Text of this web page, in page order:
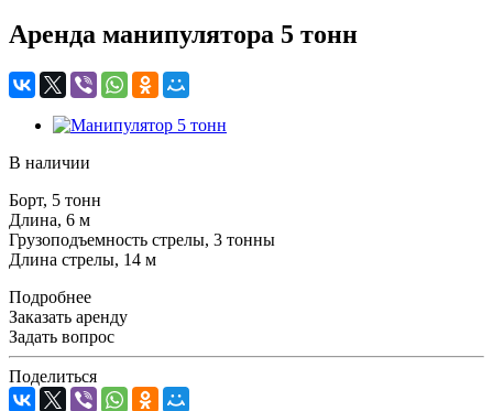
Аренда манипулятора 5 тонн
В наличии
Борт, 5 тонн
Длина, 6 м
Грузоподъемность стрелы, 3 тонны
Длина стрелы, 14 м
Подробнее
Заказать аренду
Задать вопрос
Поделиться